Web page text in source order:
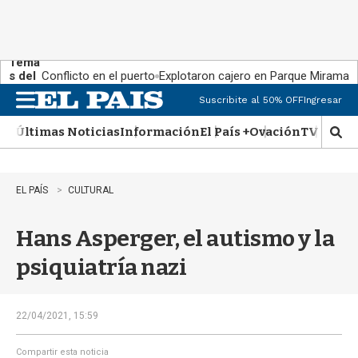
Tema
s del
día:
Conflicto en el puerto Explotaron cajero en Parque Miramar
n
u
Suscribite al 50% OFFIngresar
Últimas NoticiasInformaciónEl País +OvaciónTV Show
M
o
e
EL PAÍS CULTURAL
Hans Asperger, el autismo y la
psiquiatría nazi
22/04/2021, 15:59
Compartir esta noticia